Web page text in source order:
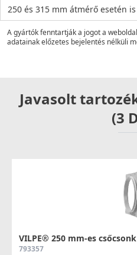
250 és 315 mm átmérő esetén
A gyártók fenntartják a jogot a
adatainak előzetes bejelentés nélküli
Javasolt
(3
VILPE® 250 mm-es
793357